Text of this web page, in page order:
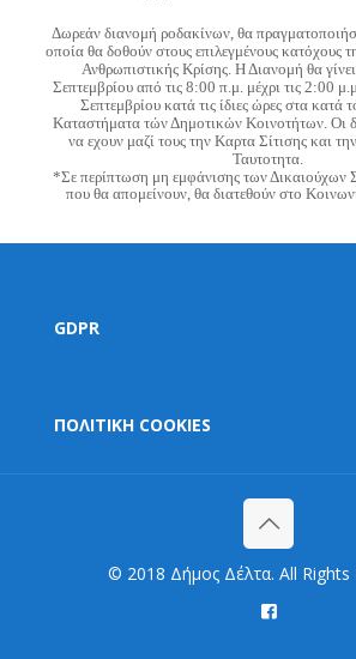
Δωρεάν διανομή ροδακίνων, θα
οποία θα δoθούν στους επιλεγμένους κατόχους
Ανθρωπιστικής Κρίσης. Η Διανομή θα
Σεπτεμβρίου από τις 8:00 π.μ. μέχρι τις 2:00
Σεπτεμβρίου κατά τις ίδιες ώρες στα κατά
Καταστήματα τών Δημοτικών Κοινοτήτων. Οι
να εχουν μαζί τους την Καρτα Σίτισης και
Ταυτοτητα.
*Σε περίπτωση μη εμφάνισης των Δικαιούχων
που θα απομείνουν, θα διατεθούν στο
GDPR
ΠΟΛΙΤΙΚΗ COOKIES
© 2018 Δήμος Δέλτα. All Rights